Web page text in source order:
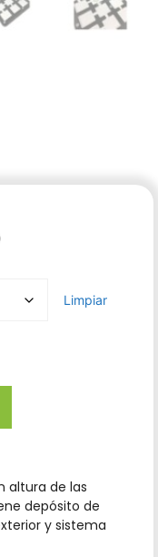
Limpiar
altura de las
depósito de
y sistema